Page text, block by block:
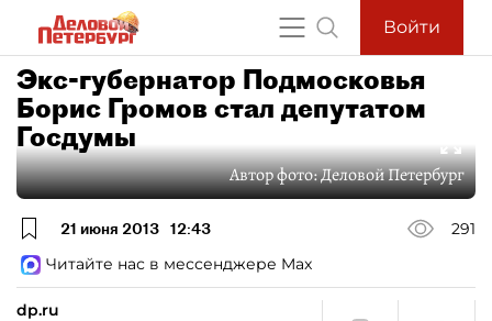
Войти
Экс-губернатор Подмосковья
Борис Громов стал депутатом
Госдумы
Автор фото:Деловой Петербург
21 июня 2013 12:43
291
Читайте нас в мессенджере Max
dp.ru